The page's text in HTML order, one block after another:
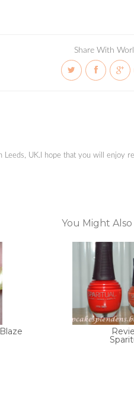
Share With
UK.I hope that you will enjoy
You Might Also